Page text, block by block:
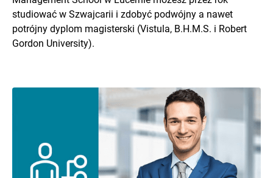
studiować w Szwajcarii i zdobyć podwójny a nawet
potrójny dyplom magisterski (Vistula, B.H.M.S. i Robert
Gordon University).